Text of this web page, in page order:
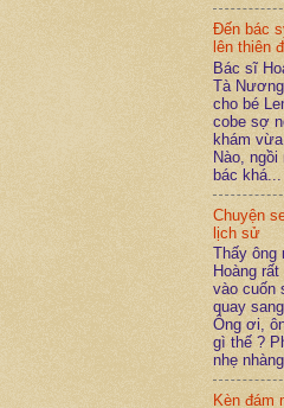
Đến bác
lên thiên
Bác sĩ
Tà
cho bé
cobe sợ
khám
Nào, ngồi
bác khá...
Chuyện
lịch sử
Thấy ông
Hoàng
vào cuốn
quay
Ông ơi,
gì thế ?
nhẹ
Kèn đám